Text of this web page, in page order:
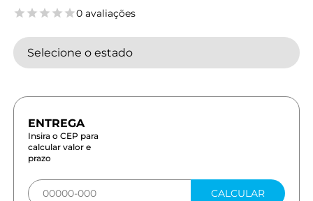
0 avaliações
Selecione o estado
Insira o CEP para
calcular valor e
prazo
CALCULAR